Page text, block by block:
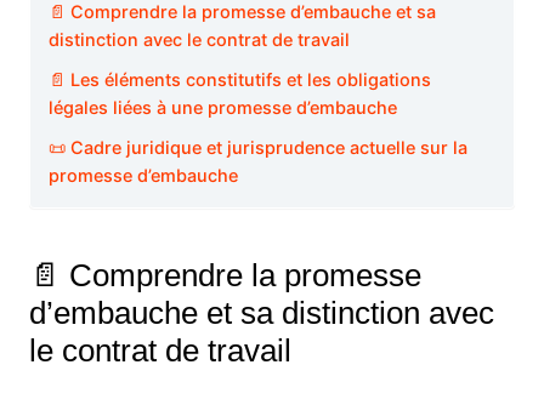
📄 Comprendre la promesse d’embauche et sa
distinction avec le contrat de travail
📄 Les éléments constitutifs et les obligations
légales liées à une promesse d’embauche
📜 Cadre juridique et jurisprudence actuelle sur la
promesse d’embauche
📄 Comprendre la promesse
d’embauche et sa distinction avec
le contrat de travail